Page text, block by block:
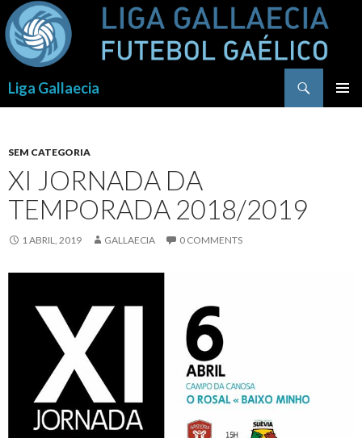
Liga Gallaecia
CONTEÚDO
SEM CATEGORIA
XI JORNADA DA
TEMPORADA 2018/2019
1 ABRIL, 2019 GALLAECIA 0 COMMENTS